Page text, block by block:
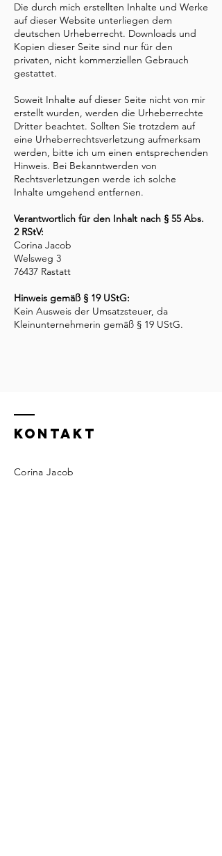
Die durch mich erstellten Inhalte und Werke
auf dieser Website unterliegen dem
deutschen Urheberrecht. Downloads und
Kopien dieser Seite sind nur für den
privaten, nicht kommerziellen Gebrauch
gestattet.
Soweit Inhalte auf dieser Seite nicht von mir
erstellt wurden, werden die Urheberrechte
Dritter beachtet. Sollten Sie trotzdem auf
eine Urheberrechtsverletzung aufmerksam
werden, bitte ich um einen entsprechenden
Hinweis. Bei Bekanntwerden von
Rechtsverletzungen werde ich solche
Inhalte umgehend entfernen.
Verantwortlich für den Inhalt nach § 55 Abs.
2 RStV:
Corina Jacob
Welsweg 3
76437 Rastatt
Hinweis gemäß § 19 UStG:
Kein Ausweis der Umsatzsteuer, da
Kleinunternehmerin gemäß § 19 UStG.
KONTAKT
Corina Jacob